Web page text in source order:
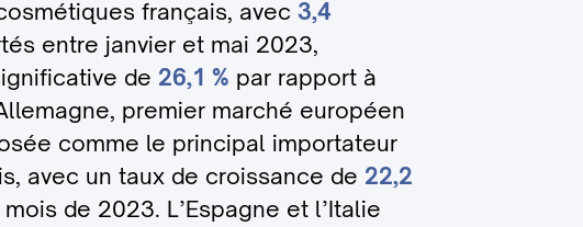
français, avec 3,4
entre janvier et mai 2023,
de 26,1 % par rapport à
premier marché européen
comme le principal importateur
avec un taux de croissance de 22,2
de 2023. L’Espagne et l’Italie